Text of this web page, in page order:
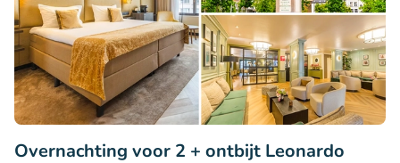
Overnachting voor 2 + ontbijt Leonardo